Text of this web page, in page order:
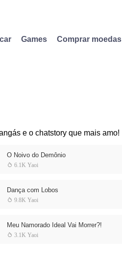
Games Comprar moedas
e o chatstory que mais amo!
O Noivo do Demônio
 6.1K Yaoi
Dança com Lobos
 9.8K Yaoi
Meu Namorado Ideal Vai Morrer?!
 3.1K Yaoi